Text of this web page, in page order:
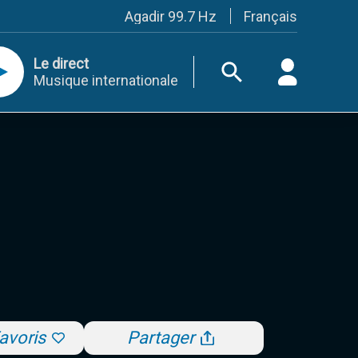
Agadir 99.7 Hz
Tanger 103.3 Hz
Meknès 97.2 Hz
Settat 104,6
Casablanca 92.5 Hz
Rabat, Salé 106.9 Hz
Marrakech 90.5 Hz
Français
Le direct
Musique internationale
Partager